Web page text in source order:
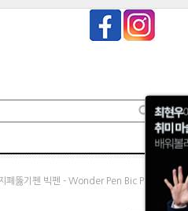
폐뚫기펜 빅펜 - Wonder Pen Bic Pen